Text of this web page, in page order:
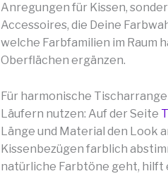
Anregungen für Kissen,
Accessoires, die Deine
welche Farbfamilien im Raum
Oberflächen ergänzen.
Für harmonische
Läufern nutzen: Auf der Seite
Länge und Material den Look
Kissenbezügen farblich
natürliche Farbtöne geht, hilft